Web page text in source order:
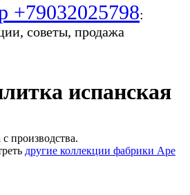
+79032025798:
советы, продажа
испанская
производства.
другие коллекции фабрики Ape